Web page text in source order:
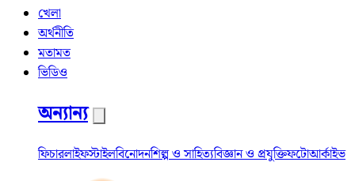
খেলা
অর্থনীতি
মতামত
ভিডিও
অন্যান্য
ফিচারলাইফস্টাইলবিনোদনশিল্প ও সাহিত্যবিজ্ঞান ও প্রযুক্তিফটোআর্কাইভ